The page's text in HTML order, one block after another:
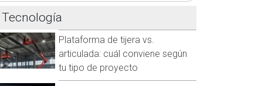
Tecnología
Plataforma de tijera vs.
articulada: cuál conviene según
tu tipo de proyecto